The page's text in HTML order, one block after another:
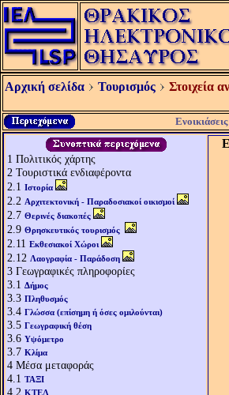
Αρχική σελίδα Τουρισμός Στοιχεία
1 Πολιτικός χάρτης
2 Τουριστικά ενδιαφέροντα
2.1 Ιστορία
2.2 Αρχιτεκτονική - Παραδοσιακοί οικισμοί
2.7 Θερινές διακοπές
2.9 Θρησκευτικός τουρισμός
2.11 Εκθεσιακοί Χώροι
2.12 Λαογραφία - Παράδοση
3 Γεωγραφικές πληροφορίες
3.1 Δήμος
3.3 Πληθυσμός
3.4 Γλώσσα (επίσημη ή όσες ομιλούνται)
3.5 Γεωγραφική θέση
3.6 Υψόμετρο
3.7 Κλίμα
4 Μέσα μεταφοράς
4.1 ΤΑΞΙ
4.2 ΚΤΕΛ